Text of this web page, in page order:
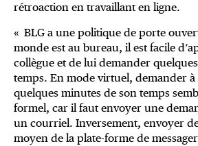
rétroaction en travaillant en ligne.
« BLG a une politique de porte
monde est au bureau, il est facile
collègue et de lui demander
temps. En mode virtuel, demander à
quelques minutes de son temps
formel, car il faut envoyer une
un courriel. Inversement, envoyer
moyen de la plate-forme de